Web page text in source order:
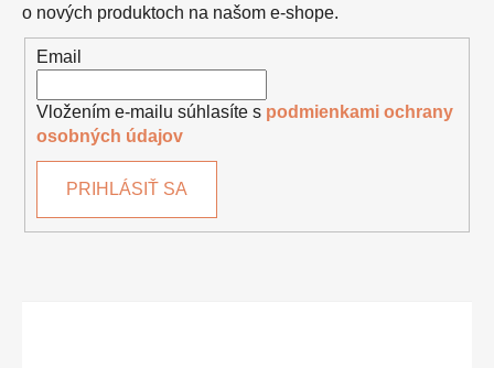
o nových produktoch na našom e-shope.
Email
Vložením e-mailu súhlasíte s podmienkami ochrany
osobných údajov
PRIHLÁSIŤ SA